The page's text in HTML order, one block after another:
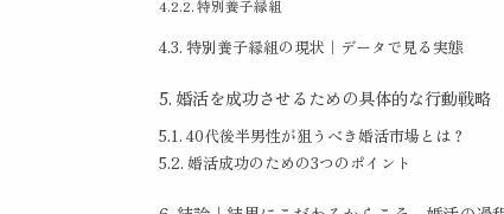
特別養子縁組
特別養子縁組の現状｜データで見る実態
婚活を成功させるための具体的な行動戦略
40代後半男性が狙うべき婚活市場とは？
婚活成功のための3つのポイント